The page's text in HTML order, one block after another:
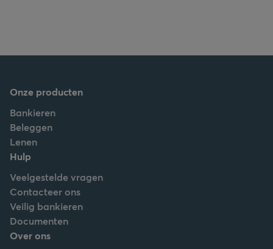
Onze producten
Bankieren
Beleggen
Lenen
Hulp
Veelgestelde vragen
Contacteer ons
Veilig bankieren
Documenten
Over ons